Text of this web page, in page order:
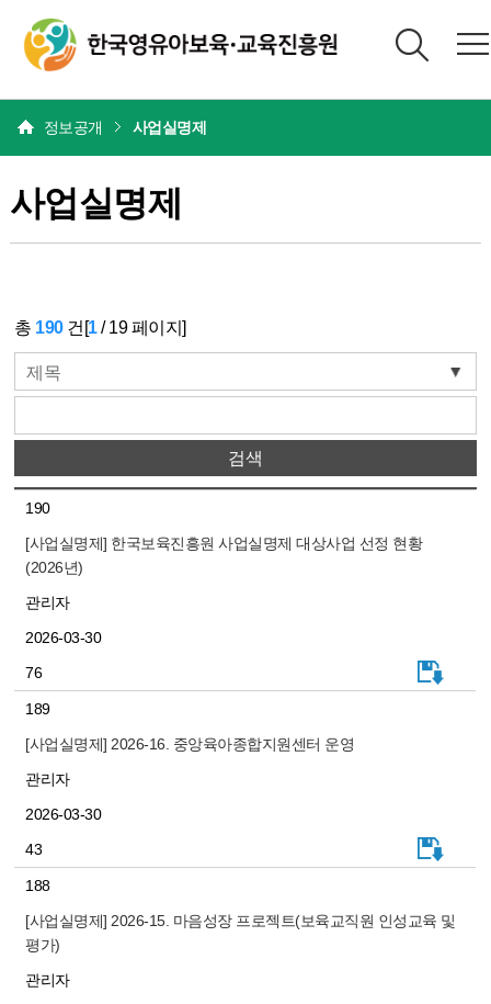
정보공개 사업실명제
사업실명제
총 190건[1/19페이지]
제목
190
[사업실명제] 한국보육진흥원 사업실명제 대상사업 선정 현황
(2026년)
관리자
2026-03-30
76
189
[사업실명제] 2026-16. 중앙육아종합지원센터 운영
관리자
2026-03-30
43
188
[사업실명제] 2026-15. 마음성장 프로젝트(보육교직원 인성교육 및
평가)
관리자